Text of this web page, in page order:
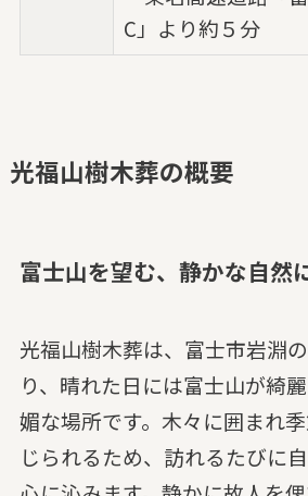
C」より約５分
光福山樹木葬の概要
富士山を望む、静かな自然
光福山樹木葬は、富士市岩淵
り、晴れた日には富士山が綺
媚な場所です。木々に囲まれ
じられるため、訪れるたびに